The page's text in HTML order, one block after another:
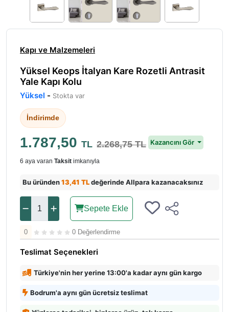
Kapı ve Malzemeleri
Yüksel Keops İtalyan Kare Rozetli Antrasit
Yale Kapı Kolu
Yüksel - Stokta var
İndirimde
1.787,50 TL 2.268,75 TL Kazancını Gör
6 aya varan Taksit imkanıyla
Bu üründen13,41 TLdeğerinde Allpara kazanacaksınız
Sepete Ekle
0 0 Değerlendirme
Teslimat Seçenekleri
Türkiye'nin her yerine 13:00'a kadar aynı gün kargo
Bodrum'a aynı gün ücretsiz teslimat